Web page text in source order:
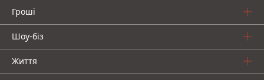
Гроші
Шоу-біз
Життя